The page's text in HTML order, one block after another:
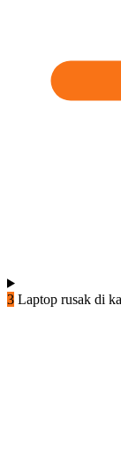
3 Laptop rusak di